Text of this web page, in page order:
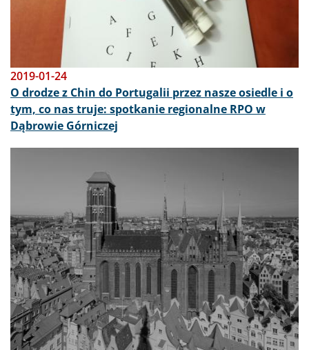
2019-01-24
O drodze z Chin do Portugalii przez nasze osiedle i o
tym, co nas truje: spotkanie regionalne RPO w
Dąbrowie Górniczej